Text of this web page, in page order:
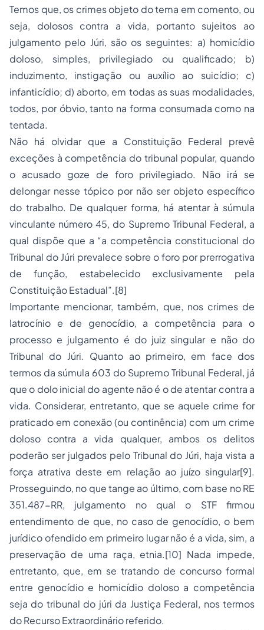
Temos que, os crimes objeto do tema em comento, ou
seja, dolosos contra a vida, portanto sujeitos ao
julgamento pelo Júri, são os seguintes: a) homicídio
doloso, simples, privilegiado ou qualificado; b)
induzimento, instigação ou auxílio ao suicídio; c)
infanticídio; d) aborto, em todas as suas modalidades,
todos, por óbvio, tanto na forma consumada como na
tentada.
Não há olvidar que a Constituição Federal prevê
exceções à competência do tribunal popular, quando
o acusado goze de foro privilegiado. Não irá se
delongar nesse tópico por não ser objeto específico
do trabalho. De qualquer forma, há atentar à súmula
vinculante número 45, do Supremo Tribunal Federal, a
qual dispõe que a “a competência constitucional do
Tribunal do Júri prevalece sobre o foro por prerrogativa
de função, estabelecido exclusivamente pela
Constituição Estadual”.[8]
Importante mencionar, também, que, nos crimes de
latrocínio e de genocídio, a competência para o
processo e julgamento é do juiz singular e não do
Tribunal do Júri. Quanto ao primeiro, em face dos
termos da súmula 603 do Supremo Tribunal Federal, já
que o dolo inicial do agente não é o de atentar contra a
vida. Considerar, entretanto, que se aquele crime for
praticado em conexão (ou continência) com um crime
doloso contra a vida qualquer, ambos os delitos
poderão ser julgados pelo Tribunal do Júri, haja vista a
força atrativa deste em relação ao juízo singular[9].
Prosseguindo, no que tange ao último, com base no RE
351.487-RR, julgamento no qual o STF firmou
entendimento de que, no caso de genocídio, o bem
jurídico ofendido em primeiro lugar não é a vida, sim, a
preservação de uma raça, etnia.[10] Nada impede,
entretanto, que, em se tratando de concurso formal
entre genocídio e homicídio doloso a competência
seja do tribunal do júri da Justiça Federal, nos termos
do Recurso Extraordinário referido.